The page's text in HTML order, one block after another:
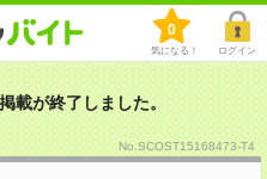
0
気になる！ ログイン
載が終了しました。
No.SCOST15168473-T4